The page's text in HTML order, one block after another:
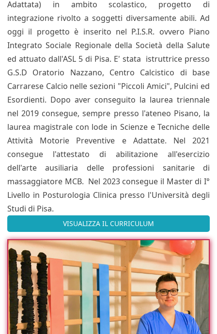
Adattata) in ambito scolastico, progetto di
integrazione rivolto a soggetti diversamente abili. Ad
oggi il progetto è inserito nel P.I.S.R. ovvero Piano
Integrato Sociale Regionale della Società della Salute
ed attuato dall'ASL 5 di Pisa. E' stata istruttrice presso
G.S.D Oratorio Nazzano, Centro Calcistico di base
Carrarese Calcio nelle sezioni "Piccoli Amici", Pulcini ed
Esordienti. Dopo aver conseguito la laurea triennale
nel 2019 consegue, sempre presso l'ateneo Pisano, la
laurea magistrale con lode in Scienze e Tecniche delle
Attività Motorie Preventive e Adattate. Nel 2021
consegue l'attestato di abilitazione all'esercizio
dell'arte ausiliaria delle professioni sanitarie di
massaggiatore MCB. Nel 2023 consegue il Master di I°
Livello in Posturologia Clinica presso l'Università degli
Studi di Pisa.
VISUALIZZA IL CURRICULUM